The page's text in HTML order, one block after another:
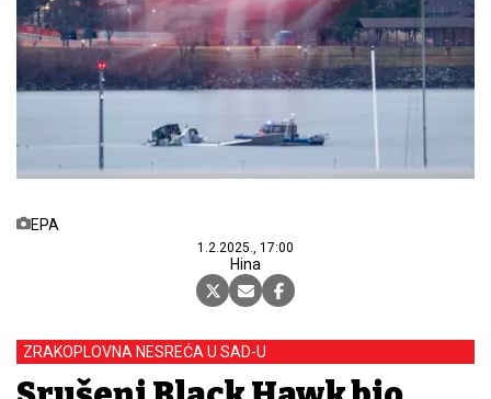
EPA
1.2.2025., 17:00
Hina
ZRAKOPLOVNA NESREĆA U SAD-U